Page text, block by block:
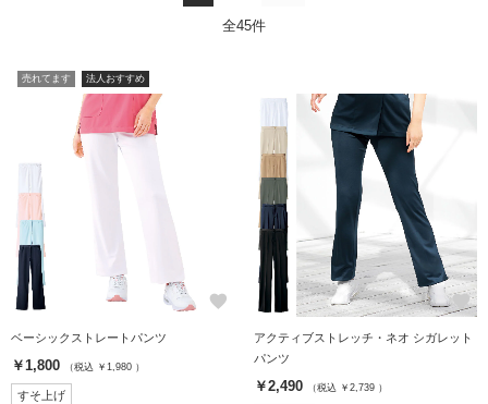
全45件
売れてます 法人おすすめ
favorite
ベーシックストレートパンツ
￥1,800 （税込 ￥1,980 ）
すそ上げ
favorite
アクティブストレッチ・ネオ シガレット
パンツ
￥2,490 （税込 ￥2,739 ）